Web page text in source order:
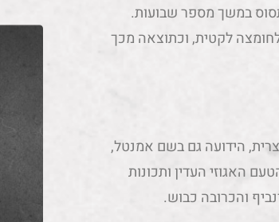
במשך מספר שבועות.
לקטית, וכתוצאה מכך
הידועה גם בשם אמנטל,
האגוזי העדין ותכונות
והכרובה כבוש.